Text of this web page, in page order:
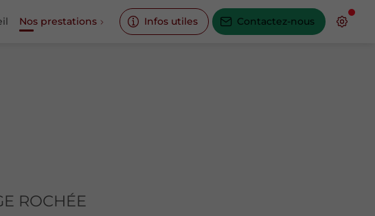
Nos prestations Infos utiles Contactez-nous
ROCHÉE